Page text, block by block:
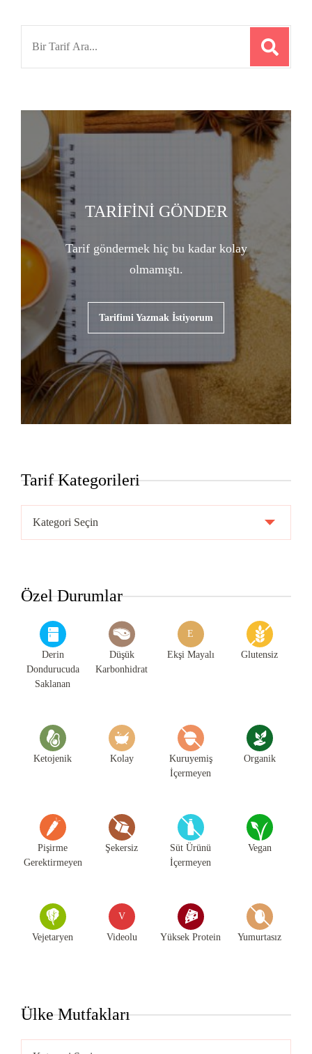
TARİFİNİ GÖNDER
Tarif göndermek hiç bu kadar kolay
olmamıştı.
Tarifimi Yazmak İstiyorum
Tarif Kategorileri
Özel Durumlar
Derin
Dondurucuda
Saklanan
Düşük
Karbonhidrat
E
Ekşi Mayalı Glutensiz
Ketojenik Kolay
Kuruyemiş
İçermeyen
Organik
Pişirme
Gerektirmeyen
Şekersiz
Süt Ürünü
İçermeyen
Vegan
Vejetaryen
V
Videolu Yüksek Protein Yumurtasız
Ülke Mutfakları